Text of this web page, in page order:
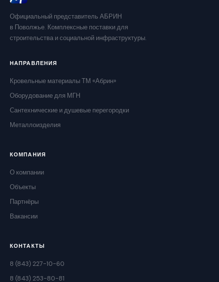
Официальный представитель АБРИН
в Поволжье. Комплексные поставки для
строительства и социальной инфраструктуры.
НАПРАВЛЕНИЯ
Кровельные материалы ТМ «Абрин»
Оборудование для МГН
Сантехнические и душевые перегородки
Металлоизделия
КОМПАНИЯ
О компании
Объекты
Партнёры
Вакансии
КОНТАКТЫ
8 (843) 227-10-60
8 (843) 253-80-81